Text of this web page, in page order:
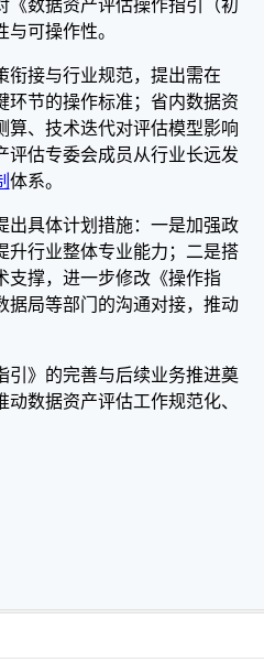
《数据资产评估操作指引（初
可操作性。
衔接与行业规范，提出需在
环节的操作标准；省内数据资
算、技术迭代对评估模型影响
评估专委会成员从行业长远发
体系。
出具体计划措施：一是加强政
升行业整体专业能力；二是搭
支撑，进一步修改《操作指
据局等部门的沟通对接，推动
引》的完善与后续业务推进奠
数据资产评估工作规范化、